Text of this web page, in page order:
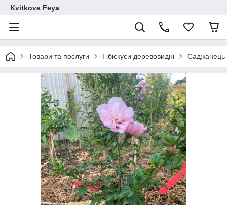
Kvitkova Feya
Товари та послуги Гібіскуси деревовидні Саджанець